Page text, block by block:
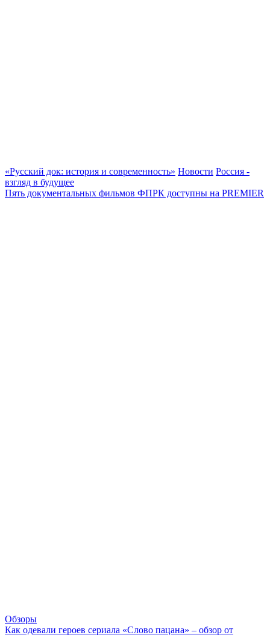
«Русский док: история и современность» Новости Россия -
взгляд в будущее
Пять документальных фильмов ФПРК доступны на PREMIER
Обзоры
Как одевали героев сериала «Слово пацана» – обзор от